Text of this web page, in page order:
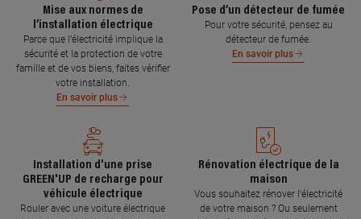
Mise aux normes de
l’installation électrique
Parce que l’électricité implique la
sécurité et la protection de votre
famille et de vos biens, faites vérifier
votre installation.
En savoir plus
Pose d’un détecteur de fumée
Pour votre sécurité, pensez au
détecteur de fumée.
En savoir plus
Installation d'une prise
GREEN'UP de recharge pour
véhicule électrique
Rouler avec une voiture électrique
Rénovation électrique de la
maison
Vous souhaitez rénover l'électricité
de votre maison ? Ou seulement